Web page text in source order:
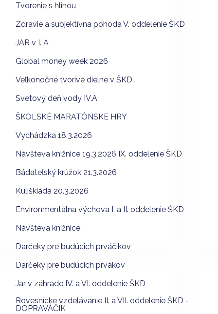
Tvorenie s hlinou
Zdravie a subjektívna pohoda V. oddelenie ŠKD
JAR v I. A
Global money week 2026
Veľkonočné tvorivé dielne v ŠKD
Svetový deň vody IV.A
ŠKOLSKÉ MARATÓNSKE HRY
Vychádzka 18.3.2026
Návšteva knižnice 19.3.2026 IX. oddelenie ŠKD
Bádateľský krúžok 21.3.2026
Kuliškiáda 20.3.2026
Environmentálna výchova I. a II. oddelenie ŠKD
Návšteva knižnice
Darčeky pre budúcich prváčikov
Darčeky pre budúcich prvákov
Jar v záhrade IV. a VI. oddelenie ŠKD
Rovesnícke vzdelávanie II. a VII. oddelenie ŠKD -
DOPRAVÁČIK